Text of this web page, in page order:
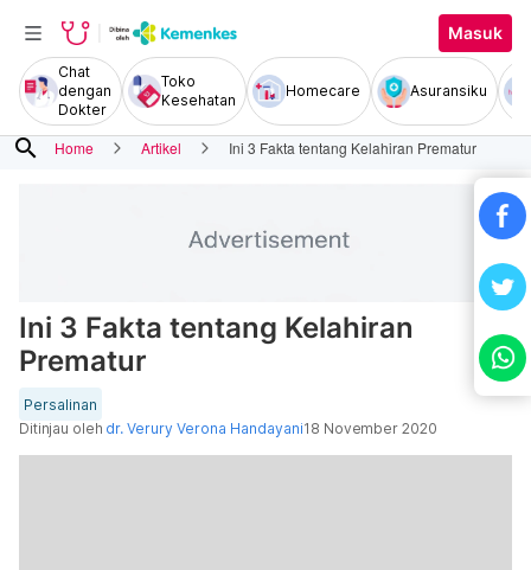
Masuk
Chat
dengan
Dokter
Toko
Kesehatan
Homecare Asuransiku
search Home Artikel Ini 3 Fakta tentang Kelahiran Prematur
Ini 3 Fakta tentang Kelahiran
Prematur
Persalinan
Ditinjau oleh dr. Verury Verona Handayani18 November 2020